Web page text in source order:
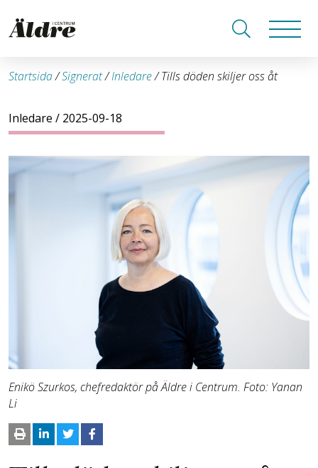
Startsida/Signerat/Inledare/Tills döden skiljer oss åt
Inledare / 2025-09-18
Enikö Szurkos, chefredaktör på Äldre i Centrum. Foto: Yanan
Li